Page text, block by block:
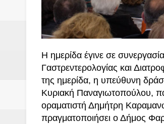
Η ημερίδα έγινε σε
Γαστρεντερολογίας και
της ημερίδα, η υπεύθυνη
Κυριακή Παναγιωτοπούλου,
οραματιστή Δημήτρη
πραγματοποιήσει ο Δήμος